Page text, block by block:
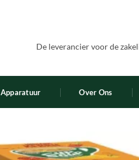
De leverancier voor de
Apparatuur Over Ons